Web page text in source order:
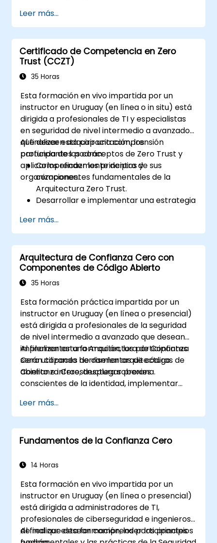
Aprovechar la segmentación, la gestión
de identidades y accesos (IAM) y las
políticas de mínimo privilegio en el diseño
de Confianza Cero.
Implementar medidas de seguridad
centradas en la verificación, la
Evaluar y mitigar los riesgos asociados
con los modelos tradicionales de
seguridad perimetral.
Leer más...
Certificado de Competencia en Zero
Trust (CCZT)
35 Horas
Esta formación en vivo impartida por un
instructor en Uruguay (en línea o in situ) está
dirigida a profesionales de TI y especialistas
en seguridad de nivel intermedio a avanzado
que deseen adquirir una comprensión
profunda de los conceptos de Zero Trust y
aplicarlos eficazmente dentro de sus
organizaciones.
Al finalizar esta capacitación, los
participantes podrán:
Comprender los principios y
componentes fundamentales de la
Arquitectura Zero Trust.
Desarrollar e implementar una estrategia
de su organización.
Planificar y ejecutar el despliegue de
soluciones de Zero Trust.
Aprovechar las tecnologías de Perímetro
Definido por Software (SDP) para mejorar
la seguridad.
mantener y evolucionar un entorno Zero
Trust.
Leer más...
Arquitectura de Confianza Cero con
Componentes de Código Abierto
35 Horas
Esta formación práctica impartida por un
instructor en Uruguay (en línea o presencial)
está dirigida a profesionales de la seguridad
de nivel intermedio a avanzado que desean
implementar una Arquitectura de Confianza
Cero utilizando herramientas de código
abierto e infraestructura soberana.
Al finalizar esta formación, los participantes
serán capaces de diseñar arquitecturas de
Confianza Cero, desplegar proxies
conscientes de la identidad, implementar
microservicios con service mesh y
monitorear las políticas de Confianza Cero.
Leer más...
Fundamentos de la Confianza Cero
14 Horas
Esta formación en vivo impartida por un
instructor en Uruguay (en línea o presencial)
está dirigida a administradores de TI,
profesionales de ciberseguridad e ingenieros
de red que desean comprender los principios
Al finalizar esta formación, los participantes